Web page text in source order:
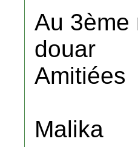
Au 3ème
douar
Amitiées
Malika